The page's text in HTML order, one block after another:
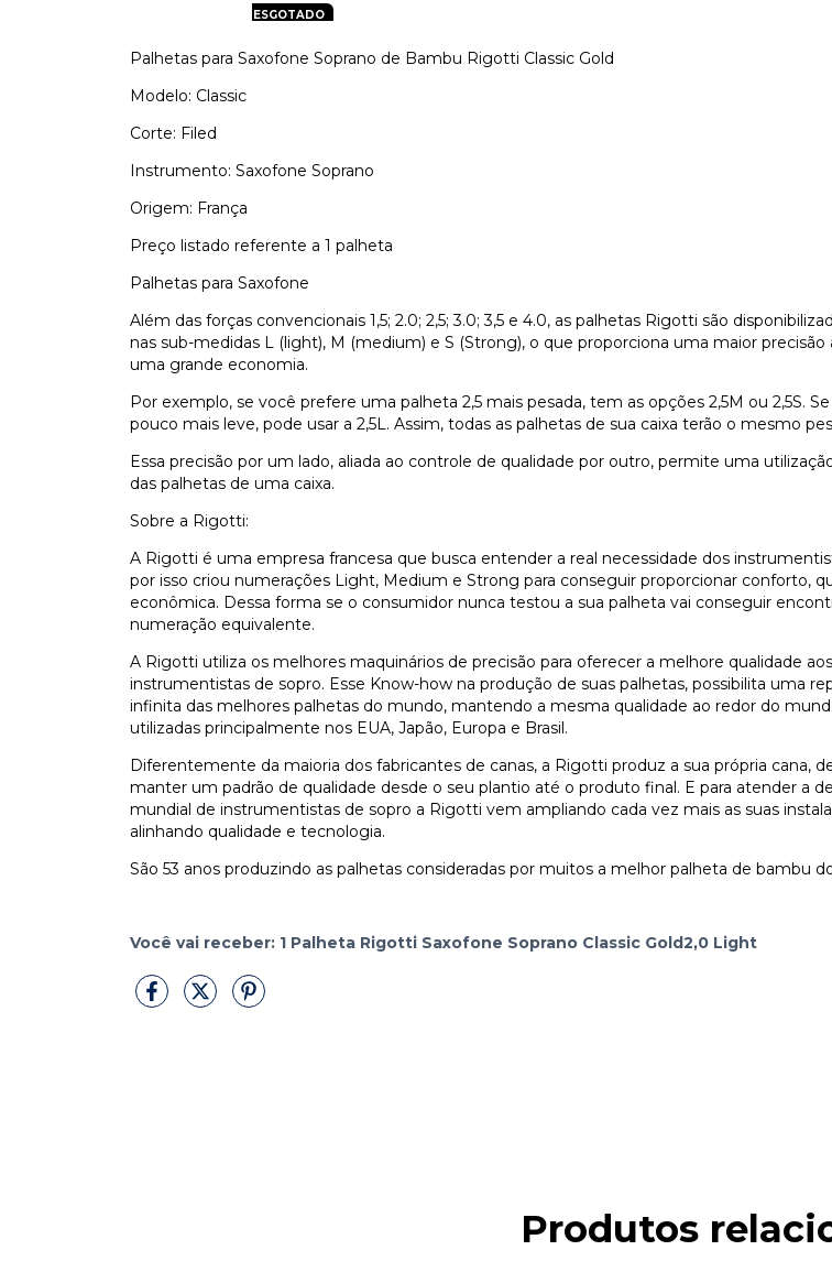
ESGOTADO
Palhetas para Saxofone Soprano de Bambu Rigotti Classic Gold
Modelo: Classic
Corte: Filed
Instrumento: Saxofone Soprano
Origem: França
Preço listado referente a 1 palheta
Palhetas para Saxofone
Além das forças convencionais 1,5; 2.0; 2,5; 3.0; 3,5 e 4.0, as palhetas Rigotti são
nas sub-medidas L (light), M (medium) e S (Strong), o que proporciona uma maior precisão
uma grande economia.
Por exemplo, se você prefere uma palheta 2,5 mais pesada, tem as opções 2,5M ou 2,5S.
pouco mais leve, pode usar a 2,5L. Assim, todas as palhetas de sua caixa terão o mesmo
Essa precisão por um lado, aliada ao controle de qualidade por outro, permite uma
das palhetas de uma caixa.
Sobre a Rigotti:
A Rigotti é uma empresa francesa que busca entender a real necessidade dos
por isso criou numerações Light, Medium e Strong para conseguir proporcionar conforto,
econômica. Dessa forma se o consumidor nunca testou a sua palheta vai conseguir
numeração equivalente.
A Rigotti utiliza os melhores maquinários de precisão para oferecer a melhore qualidade aos
instrumentistas de sopro. Esse Know-how na produção de suas palhetas, possibilita uma
infinita das melhores palhetas do mundo, mantendo a mesma qualidade ao redor do
utilizadas principalmente nos EUA, Japão, Europa e Brasil.
Diferentemente da maioria dos fabricantes de canas, a Rigotti produz a sua própria cana,
manter um padrão de qualidade desde o seu plantio até o produto final. E para atender a
mundial de instrumentistas de sopro a Rigotti vem ampliando cada vez mais as suas
alinhando qualidade e tecnologia.
São 53 anos produzindo as palhetas consideradas por muitos a melhor palheta de bambu
Você vai receber: 1 Palheta Rigotti Saxofone Soprano Classic Gold2,0 Light
Produtos